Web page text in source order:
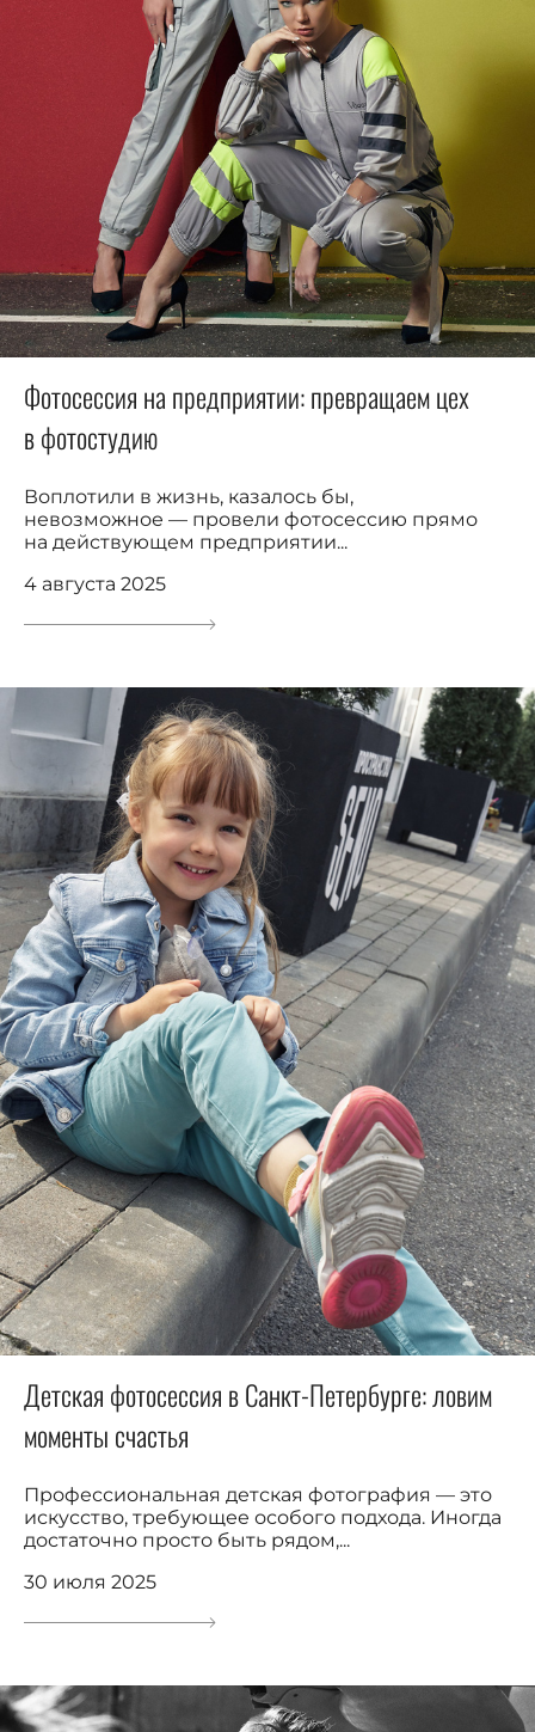
Фотосессия на предприятии: превращаем цех
в фотостудию
Воплотили в жизнь, казалось бы,
невозможное — провели фотосессию прямо
на действующем предприятии...
4 августа 2025
Детская фотосессия в Санкт-Петербурге: ловим
моменты счастья
Профессиональная детская фотография — это
искусство, требующее особого подхода. Иногда
достаточно просто быть рядом,...
30 июля 2025